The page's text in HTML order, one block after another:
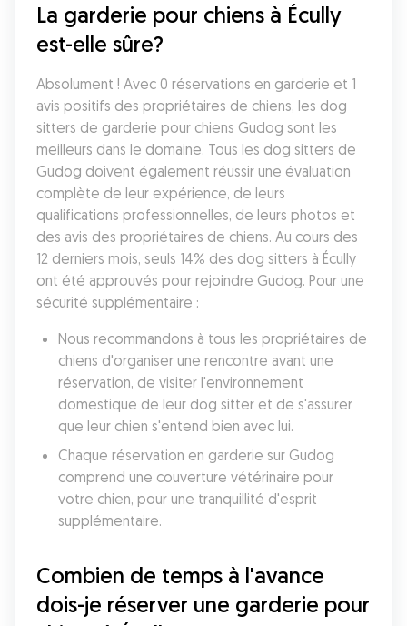
La garderie pour chiens à Écully
est-elle sûre?
Absolument ! Avec 0 réservations en garderie et 1
avis positifs des propriétaires de chiens, les dog
sitters de garderie pour chiens Gudog sont les
meilleurs dans le domaine. Tous les dog sitters de
Gudog doivent également réussir une évaluation
complète de leur expérience, de leurs
qualifications professionnelles, de leurs photos et
des avis des propriétaires de chiens. Au cours des
12 derniers mois, seuls 14% des dog sitters à Écully
ont été approuvés pour rejoindre Gudog. Pour une
sécurité supplémentaire :
Nous recommandons à tous les propriétaires de
chiens d'organiser une rencontre avant une
réservation, de visiter l'environnement
domestique de leur dog sitter et de s'assurer
que leur chien s'entend bien avec lui.
Chaque réservation en garderie sur Gudog
comprend une couverture vétérinaire pour
votre chien, pour une tranquillité d'esprit
supplémentaire.
Combien de temps à l'avance
dois-je réserver une garderie pour